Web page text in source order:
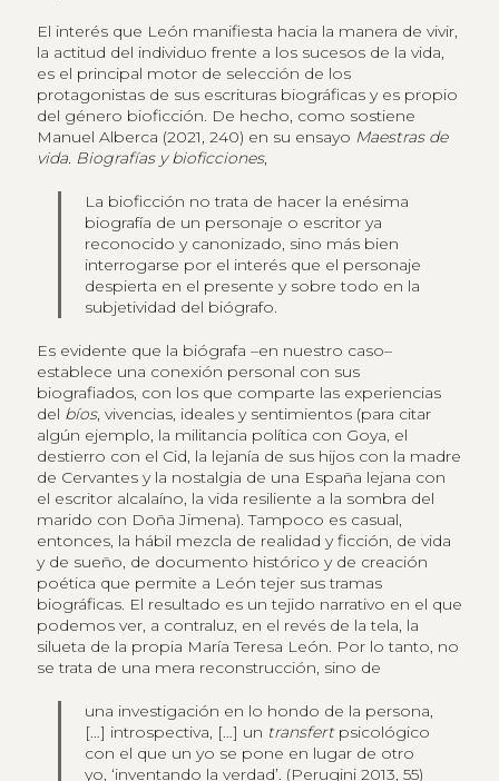
El interés que León manifiesta hacia la manera de vivir,
la actitud del individuo frente a los sucesos de la vida,
es el principal motor de selección de los
protagonistas de sus escrituras biográficas y es propio
del género bioficción. De hecho, como sostiene
Manuel Alberca (2021, 240) en su ensayo Maestras de
vida. Biografías y bioficciones,
La bioficción no trata de hacer la enésima
biografía de un personaje o escritor ya
reconocido y canonizado, sino más bien
interrogarse por el interés que el personaje
despierta en el presente y sobre todo en la
subjetividad del biógrafo.
Es evidente que la biógrafa –en nuestro caso–
establece una conexión personal con sus
biografiados, con los que comparte las experiencias
del bíos, vivencias, ideales y sentimientos (para citar
algún ejemplo, la militancia política con Goya, el
destierro con el Cid, la lejanía de sus hijos con la madre
de Cervantes y la nostalgia de una España lejana con
el escritor alcalaíno, la vida resiliente a la sombra del
marido con Doña Jimena). Tampoco es casual,
entonces, la hábil mezcla de realidad y ficción, de vida
y de sueño, de documento histórico y de creación
poética que permite a León tejer sus tramas
biográficas. El resultado es un tejido narrativo en el que
podemos ver, a contraluz, en el revés de la tela, la
silueta de la propia María Teresa León. Por lo tanto, no
se trata de una mera reconstrucción, sino de
una investigación en lo hondo de la persona,
[…] introspectiva, […] un transfert psicológico
con el que un yo se pone en lugar de otro
yo, ‘inventando la verdad’. (Perugini 2013, 55)